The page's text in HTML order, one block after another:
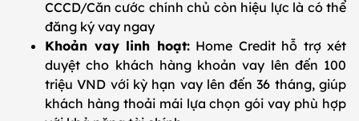
CCCD/Căn cước chính chủ còn hiệu lực là có thể
đăng ký vay ngay
Khoản vay linh hoạt:Home Credit hỗ trợ xét
duyệt cho khách hàng khoản vay lên đến 100
triệu VND với kỳ hạn vay lên đến 36 tháng, giúp
khách hàng thoải mái lựa chọn gói vay phù hợp